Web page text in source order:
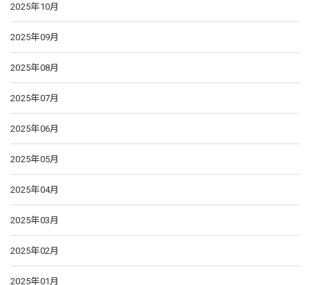
2025年10月
2025年09月
2025年08月
2025年07月
2025年06月
2025年05月
2025年04月
2025年03月
2025年02月
2025年01月